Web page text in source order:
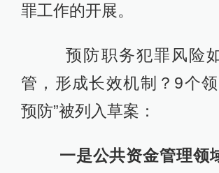
罪工作的开展。
预防职务犯罪风险如
管，形成长效机制？9个
预防”被列入草案：
一是公共资金管理领